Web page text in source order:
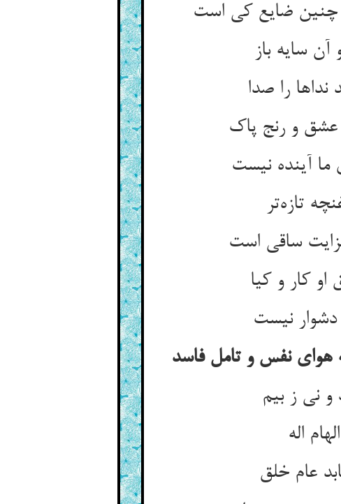
سایه باز
را صدا
تازه‌‌تر
کار و کیا
هوای نفس و تامل فاسد